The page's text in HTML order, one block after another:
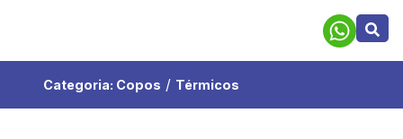
Categoria: Copos / Térmicos